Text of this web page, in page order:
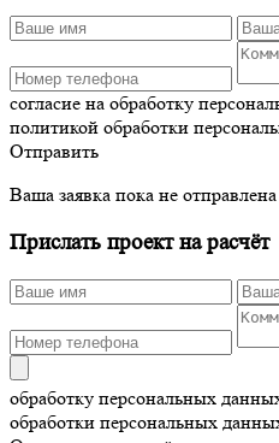
согласие на обработку
политикой обработки
Отправить
Ваша заявка пока не отправлена
Прислать проект на расчёт
обработку персональных
обработки персональных